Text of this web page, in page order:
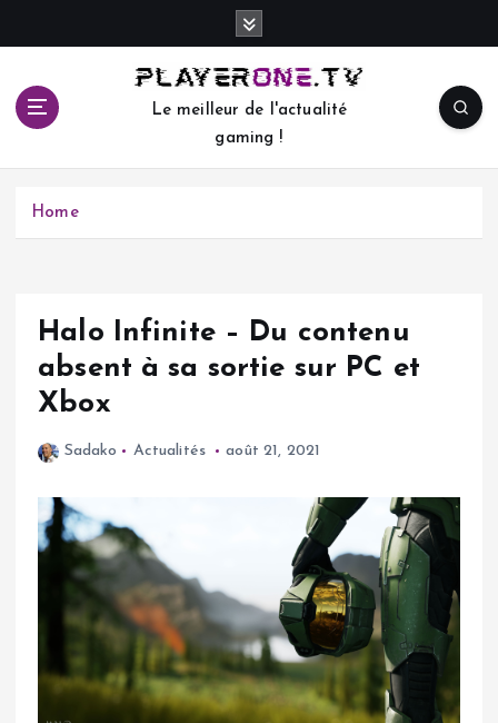
c
Le meilleur de l'actualité
gaming !
Home
Halo Infinite – Du contenu
absent à sa sortie sur PC et
Xbox
Sadako Actualités août 21, 2021